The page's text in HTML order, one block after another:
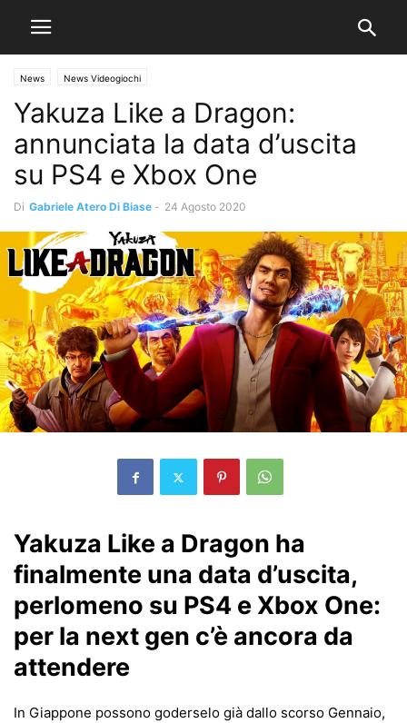
News News Videogiochi
Yakuza Like a Dragon:
annunciata la data d’uscita
su PS4 e Xbox One
Di Gabriele Atero Di Biase - 24 Agosto 2020
Yakuza Like a Dragon ha
finalmente una data d’uscita,
perlomeno su PS4 e Xbox One:
per la next gen c’è ancora da
attendere
In Giappone possono goderselo già dallo scorso Gennaio,